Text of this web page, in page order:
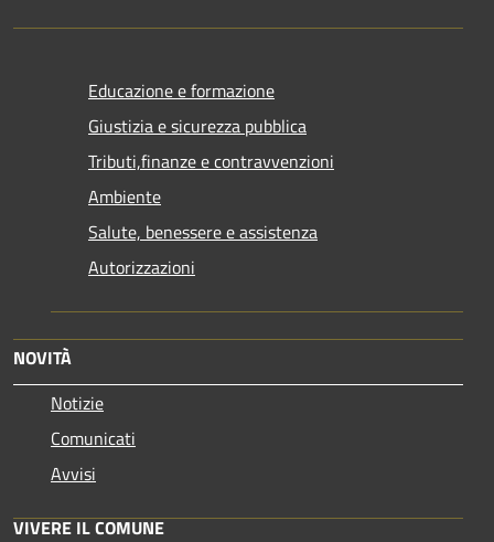
Educazione e formazione
Giustizia e sicurezza pubblica
Tributi,finanze e contravvenzioni
Ambiente
Salute, benessere e assistenza
Autorizzazioni
NOVITÀ
Notizie
Comunicati
Avvisi
VIVERE IL COMUNE